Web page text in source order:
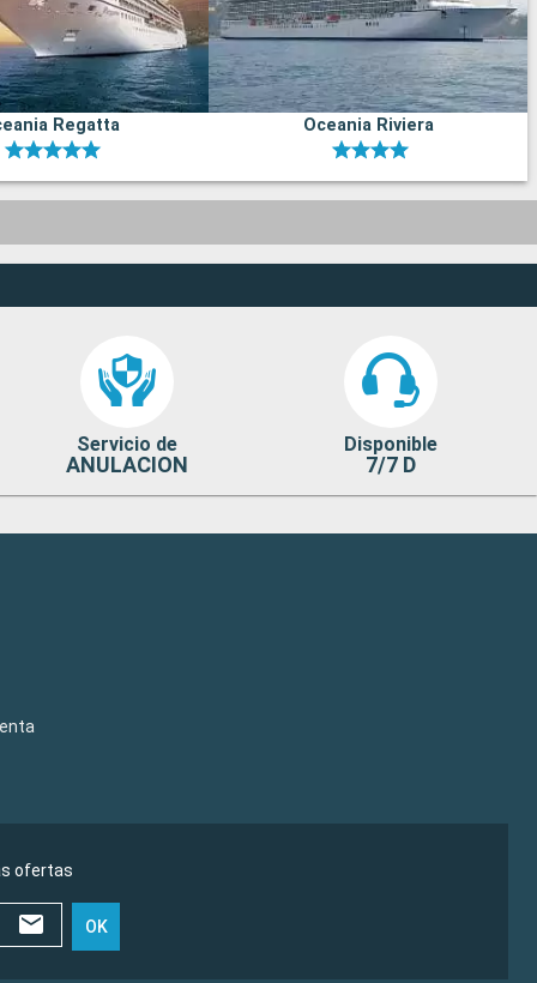
Regatta Oceania Riviera
Servicio de
ANULACION
Disponible
7/7 D
ofertas
OK